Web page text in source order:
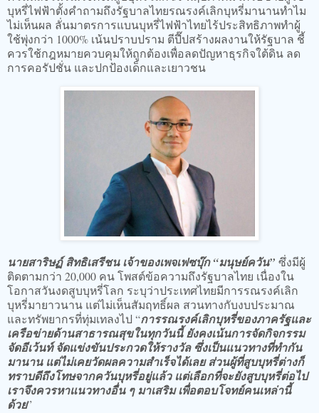
บุหรี่ไฟฟ้าตั้งคำถามถึงรัฐบาลไทยรณรงค์เลิกบุหรี่มานานทำไม
ไม่เห็นผล ลั่นมาตรการแบนบุหรี่ไฟฟ้าไทยไร้ประสิทธิภาพทำผู้
ใช้พุ่งกว่า 1000% เน้นปราบปราม ตีปี๊ปสร้างผลงานให้รัฐบาล ชี้
ควรใช้กฎหมายควบคุมให้ถูกต้องเพื่อลดปัญหาธุรกิจใต้ดิน ลด
การคอรัปชั่น และปกป้องเด็กและเยาวชน
นายสาริษฏ์ สิทธิเสรีชน เจ้าของเพจเฟซบุ๊ก “มนุษย์ควัน” ซึ่งมีผู้
ติดตามกว่า 20,000 คน โพสต์ข้อความถึงรัฐบาลไทย เนื่องใน
โอกาสวันงดสูบบุหรี่โลก ระบุว่าประเทศไทยมีการรณรงค์เลิก
บุหรี่มายาวนาน แต่ไม่เห็นสัมฤทธิ์ผล สวนทางกับงบประมาณ
และทรัพยากรที่ทุ่มเทลงไป “การรณรงค์เลิกบุหรี่ของภาครัฐและ
เครือข่ายด้านสาธารณสุขในทุกวันนี้ ยังคงเน้นการจัดกิจกรรม
จัดอีเว้นท์ จัดแข่งขันประกวดให้รางวัล ซึ่งเป็นแนวทางที่ทำกัน
มานาน แต่ไม่เคยวัดผลความสำเร็จได้เลย ส่วนผู้ที่สูบบุหรี่ต่างก็
ทราบดีถึงโทษจากควันบุหรี่อยู่แล้ว แต่เลือกที่จะยังสูบบุหรี่ต่อไป
เราจึงควรหาแนวทางอื่น ๆ มาเสริม เพื่อตอบโจทย์คนเหล่านี้
ด้วย”